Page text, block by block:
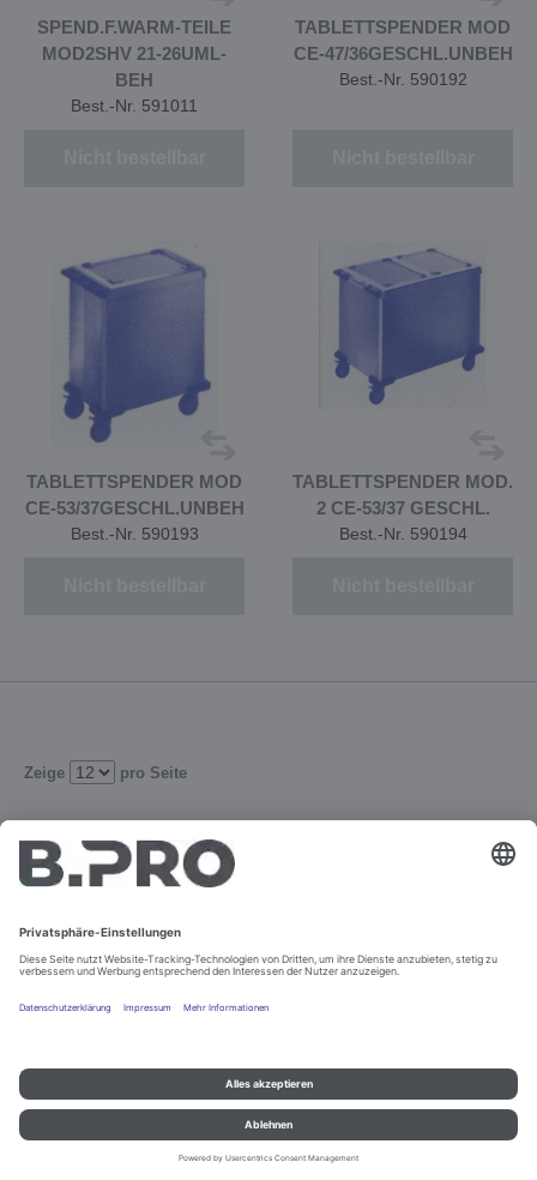
SPEND.F.WARM-TEILE
MOD2SHV 21-26UML-
BEH
Best.-Nr. 591011
TABLETTSPENDER MOD
CE-47/36GESCHL.UNBEH
Best.-Nr. 590192
TABLETTSPENDER MOD
CE-53/37GESCHL.UNBEH
Best.-Nr. 590193
TABLETTSPENDER MOD.
2 CE-53/37 GESCHL.
Best.-Nr. 590194
Zeige pro Seite
1 3
Impressum und Datenschutz Kontakt
Rechtliche Hinweise
© B.PRO Catering Solutions 2022